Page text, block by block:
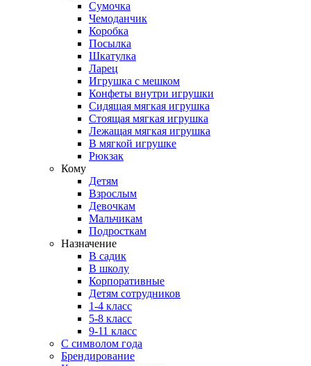
Сумочка
Чемоданчик
Коробка
Посылка
Шкатулка
Ларец
Игрушка с мешком
Конфеты внутри игрушки
Сидящая мягкая игрушка
Стоящая мягкая игрушка
Лежащая мягкая игрушка
В мягкой игрушке
Рюкзак
Кому
Детям
Взрослым
Девочкам
Мальчикам
Подросткам
Назначение
В садик
В школу
Корпоративные
Детям сотрудников
1-4 класс
5-8 класс
9-11 класс
С символом года
Брендирование